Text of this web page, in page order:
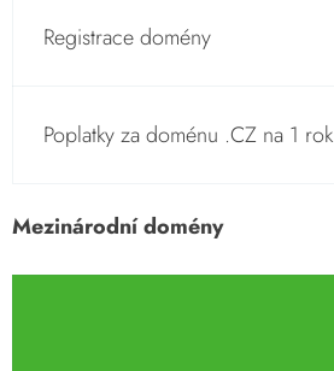
Registrace domény
Poplatky za doménu .CZ na 1 rok
Mezinárodní domény